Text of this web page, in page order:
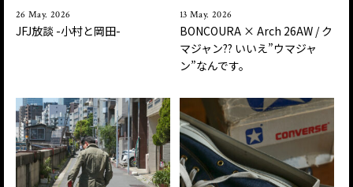
26 May. 2026
JFJ放談 -小村と岡田-
13 May. 2026
BONCOURA × Arch 26AW / ク
マジャン?? いいえ”ウマジャ
ン”なんです。